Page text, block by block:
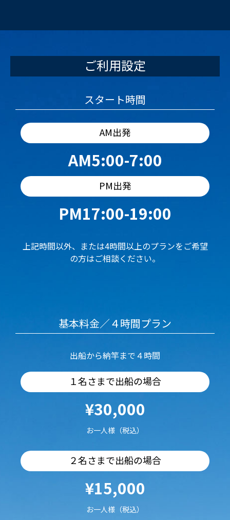
ご利用設定
スタート時間
AM出発
AM5:00-7:00
PM出発
PM17:00-19:00
上記時間以外、または4時間以上のプランをご希望
の方はご相談ください。
基本料金／４時間プラン
出船から納竿まで４時間
１名さまで出船の場合
¥30,000
お一人様（税込）
２名さまで出船の場合
¥15,000
お一人様（税込）